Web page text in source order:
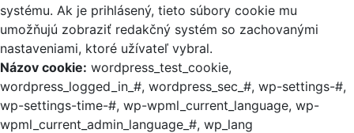
systému. Ak je prihlásený, tieto súbory cookie mu
umožňujú zobraziť redakčný systém so zachovanými
nastaveniami, ktoré užívateľ vybral.
Názov cookie: wordpress_test_cookie,
wordpress_logged_in_#, wordpress_sec_#, wp-settings-#,
wp-settings-time-#, wp-wpml_current_language, wp-
wpml_current_admin_language_#, wp_lang